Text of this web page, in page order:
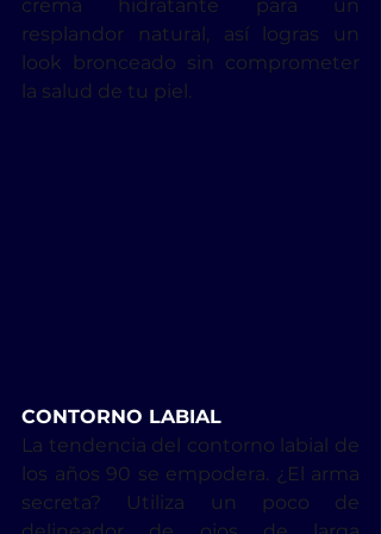
crema hidratante para un
resplandor natural, así logras un
look bronceado sin comprometer
la salud de tu piel.
CONTORNO LABIAL
La tendencia del contorno labial de
los años 90 se empodera. ¿El arma
secreta? Utiliza un poco de